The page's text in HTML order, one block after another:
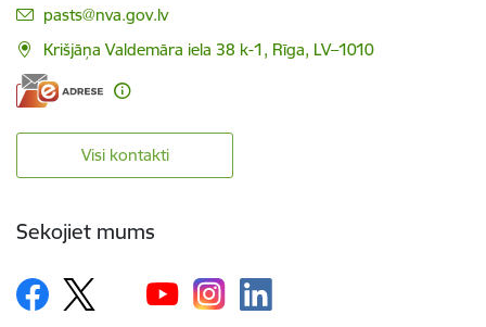
E-pasts:
pasts@nva.gov.lv
Krišjāņa Valdemāra iela 38 k-1, Rīga, LV–1010
Visi kontakti
Sekojiet mums